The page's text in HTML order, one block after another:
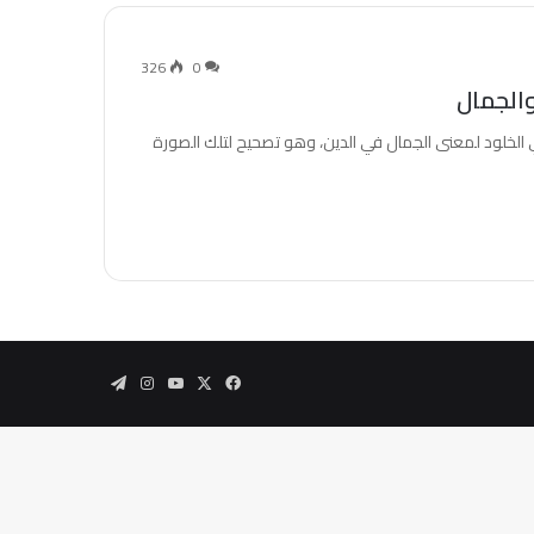
0
326
الخلود لمعنى الجمال في الدين، وهو تصحيح لتلك الصورة
فيسبوك ‫YouTubeانستقرام